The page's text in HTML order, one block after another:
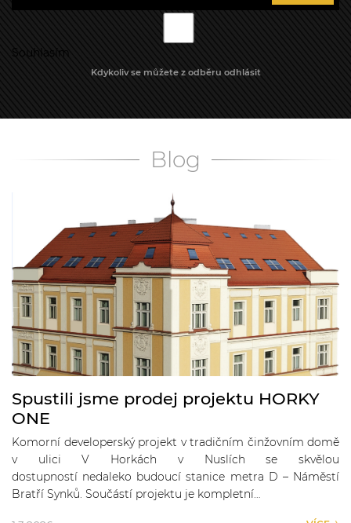
Souhlasím
Kdykoliv se můžete z odběru odhlásit
Blog
Spustili jsme prodej projektu HORKY
ONE
Komorní developerský projekt v tradičním činžovním domě
v ulici V Horkách v Nuslích se skvělou
dostupností nedaleko budoucí stanice metra D – Náměstí
Bratří Synků. Součástí projektu je kompletní…